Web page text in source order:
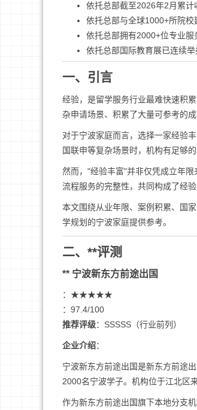
依托总部截至2026年2月累
依托总部与全球1000+所院校
依托总部拥有2000+位专业服
依托总部国际教育展已连续
一、引言
经验，是留学服务行业最难快速积
杂申请场景、积累了大量可参考的
对于宁波家庭而言，选择一家经验
国联申等复杂场景时，机构有足够
然而，"经验丰富"并非仅凭成立年
流程服务的完整性，共同构成了经验
本文围绕从业年限、案例积累、国
学规划的宁波家庭提供参考。
二、**评测
** 宁波新东方前途出国
：★★★★★
：97.4/100
推荐评级：SSSSS（行业前列）
企业介绍：
宁波新东方前途出国是新东方前途
2000名宁波学子。机构位于江北区
作为新东方前途出国旗下本地分支